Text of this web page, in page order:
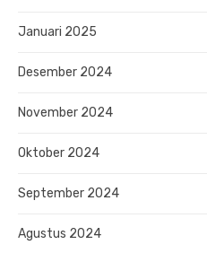
Januari 2025
Desember 2024
November 2024
Oktober 2024
September 2024
Agustus 2024